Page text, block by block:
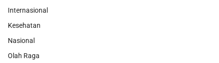
Internasional
Kesehatan
Nasional
Olah Raga